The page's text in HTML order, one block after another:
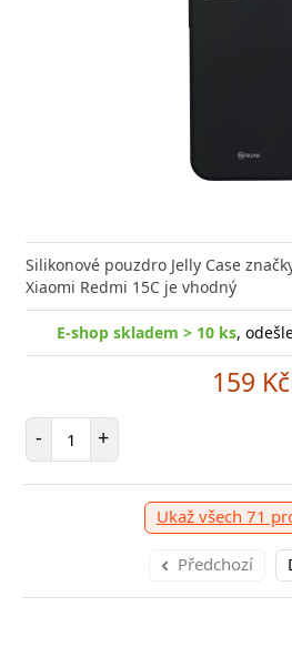
Silikonové pouzdro Jelly Case
Xiaomi Redmi 15C je vhodný
E-shop skladem > 10 ks,
159 Kč
- Počet položek
+
Ukaž všech 71
Předchozí